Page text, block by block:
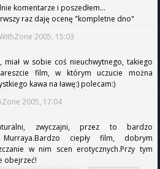
komentarze i poszedłem...
raz daję ocenę "kompletne dno"
2005, 15:03
miał w sobie coś nieuchwytnego, takiego
film, w którym uczucie można
kawa na ławę:) polecam:)
2005, 17:04
zwyczajni, przez to bardzo
Murraya.Bardzo ciepły film, dobrym
w nim scen erotycznych.Przy tym
obejrzeć!